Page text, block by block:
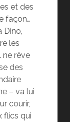
et des
façon…
Dino,
les
ne rêve
des
– va lui
courir,
flics qui